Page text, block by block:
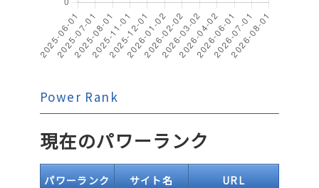
Power Rank
現在のパワーランク
パワーランク サイト名 URL